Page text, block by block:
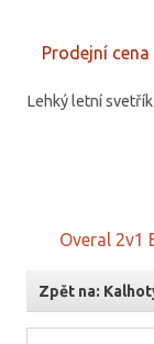
Prodejní cena
Lehký letní
Overal 2v1
Zpět na: